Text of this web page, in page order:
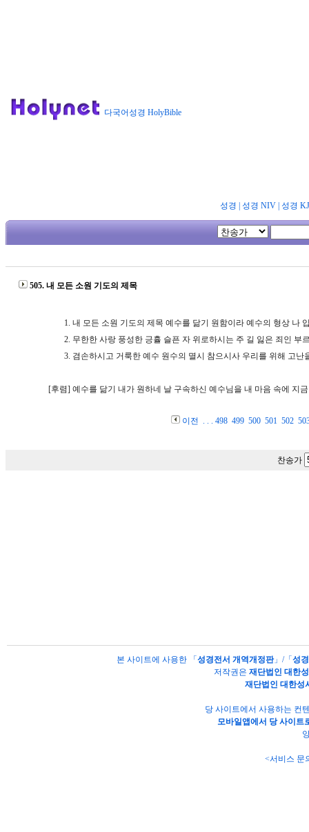
다국어성경 HolyBible
성경 성경 NIV| 성경
505. 내 모든 소원 기도의 제목
1. 내 모든 소원 기도의 제목 예수를 닮기 원함이라 예수의 형상 나
2. 무한한 사랑 풍성한 긍휼 슬픈 자 위로하시는 주 길 잃은 죄인 부
3. 겸손하시고 거룩한 예수 원수의 멸시 참으시사 우리를 위해 고난
[후렴] 예수를 닮기 내가 원하네 날 구속하신 예수님을 내 마음 속에 지
이전 . . . 498 499 500 501 502
찬송가
본 사이트에 사용한 「 성경전서 개역개정판」/「 성
저작권은 재단법인 대한
재단법인 대한성
당 사이트에서 사용하는 컨
모바일앱에서 당 사이트
<서비스 문